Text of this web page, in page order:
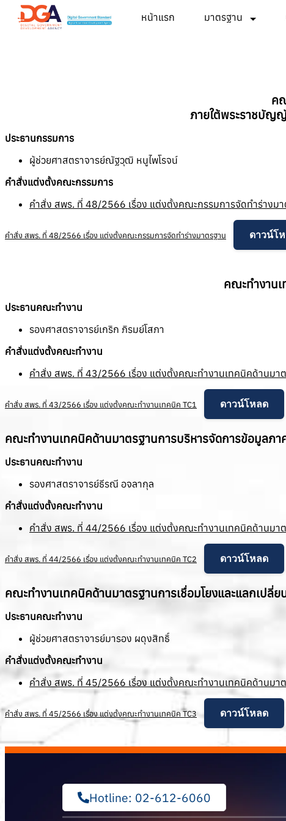
หน้าแรก มาตรฐาน
ค
ภายใต้พระราชบัญ
ประธานกรรมการ
ผู้ช่วยศาสตราจารย์ณัฐวุฒิ หนูไพโรจน์
คำสั่งแต่งตั้งคณะกรรมการ
คำสั่ง สพร. ที่ 48/2566 เรื่อง แต่งตั้งคณะกรรมการจัดทำร่างม
คำสั่ง สพร. ที่ 48/2566 เรื่อง แต่งตั้งคณะกรรมการจัดทำร่างมาตรฐาน ดาวน์โ
คณะทำงาน
ประธานคณะทำงาน
รองศาสตราจารย์เกริก ภิรมย์โสภา
คำสั่งแต่งตั้งคณะทำงาน
คำสั่ง สพร. ที่ 43/2566 เรื่อง แต่งตั้งคณะทำงานเทคนิคด้านมา
คำสั่ง สพร. ที่ 43/2566 เรื่อง แต่งตั้งคณะทำงานเทคนิค TC1 ดาวน์โหลด
คณะทำงานเทคนิคด้านมาตรฐานการบริหารจัดการข้อมูลภา
ประธานคณะทำงาน
รองศาสตราจารย์ธีรณี อจลากุล
คำสั่งแต่งตั้งคณะทำงาน
คำสั่ง สพร. ที่ 44/2566 เรื่อง แต่งตั้งคณะทำงานเทคนิคด้านมา
คำสั่ง สพร. ที่ 44/2566 เรื่อง แต่งตั้งคณะทำงานเทคนิค TC2 ดาวน์โหลด
คณะทำงานเทคนิคด้านมาตรฐานการเชื่อมโยงและแลกเปลี่
ประธานคณะทำงาน
ผู้ช่วยศาสตราจารย์มารอง ผดุงสิทธิ์
คำสั่งแต่งตั้งคณะทำงาน
คำสั่ง สพร. ที่ 45/2566 เรื่อง แต่งตั้งคณะทำงานเทคนิคด้านมา
คำสั่ง สพร. ที่ 45/2566 เรื่อง แต่งตั้งคณะทำงานเทคนิค TC3 ดาวน์โหลด
Hotline: 02-612-6060